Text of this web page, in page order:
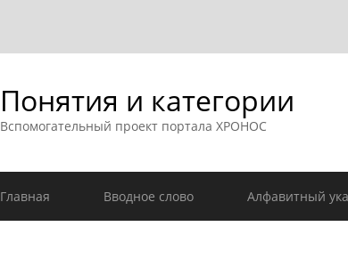
Понятия и категории
Вспомогательный проект портала ХРОНОС
Главная Вводное слово Алфавитный